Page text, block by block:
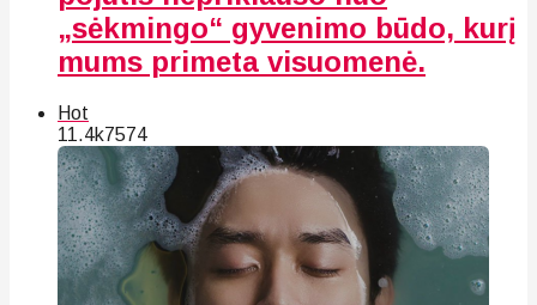
„sėkmingo“ gyvenimo būdo, kurį
mums primeta visuomenė.
Hot
11.4k7574